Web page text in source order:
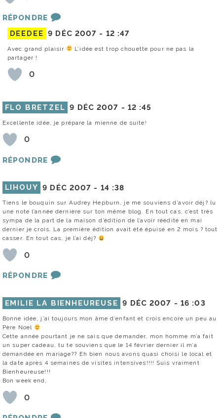
RÉPONDRE
DEEDEE 9 DÉC 2007 - 12 :47
Avec grand plaisir
L’idée est trop chouette pour ne pas la
partager !
0
FLO BRETZEL 9 DÉC 2007 - 12 :45
Excellente idée, je prépare la mienne de suite!
0
RÉPONDRE
LIHOUY 9 DÉC 2007 - 14 :38
Tiens le bouquin sur Audrey Hepburn, je me souviens d’avoir déj? lu
une note l’année dernière sur ton même blog. En tout cas, c’est très
sympa de la part de la maison d’édition de l’avoir réédité en mai
dernier je crois. La première édition avait été épuisé en 2 mois ? tout
casser. En tout cas, je l’ai déj?
0
RÉPONDRE
EMILIE LA BIENHEUREUSE 9 DÉC 2007 - 16 :03
Bonne idée, j’ai toujours mon âme d’enfant et crois encore un peu au
Père Noel
Cette année pourtant je ne sais que demander, mon homme m’a fait
un super cadeau, tu te souviens que le 14 février dernier il m’a
demandée en mariage?? Eh bien nous avons quasi choisi le local et
la date après 4 semaines de visites intensives!!!! Suis vraiment
Bienheureuse!!!
Bon week end,
0